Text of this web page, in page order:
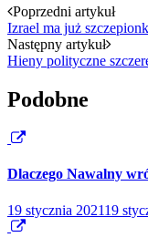
Poprzedni artykuł
Izrael ma już
Następny artykuł
Hieny polityczne
Podobne
Dlaczego Nawalny
19 stycznia 202119